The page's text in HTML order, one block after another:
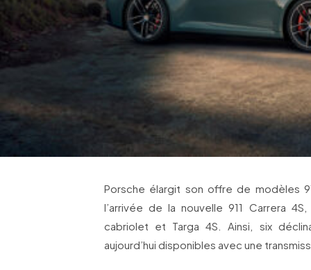
Porsche élargit son offre de modèles
l’arrivée de la nouvelle 911 Carrera
cabriolet et Targa 4S. Ainsi, six
aujourd’hui disponibles avec une